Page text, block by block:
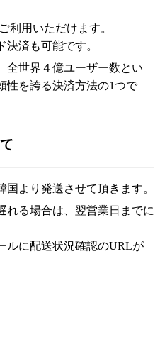
利用いただけます。
済も可能です。
全世界４億ユーザー数とい
性を誇る決済方法の1つで
より発送させて頂きます。
れる場合は、翌営業日までに
ルに配送状況確認のURLが